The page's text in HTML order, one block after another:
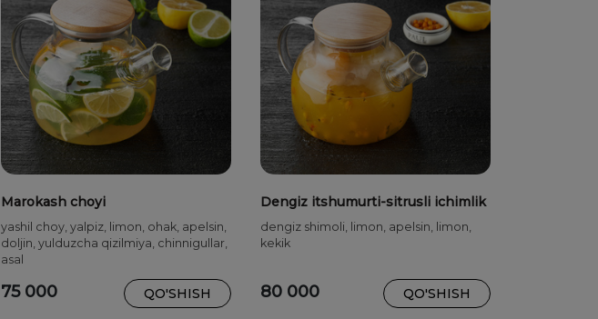
Marokash choyi
yashil choy, yalpiz, limon, ohak, apelsin,
doljin, yulduzcha qizilmiya, chinnigullar,
asal
75 000 QO'SHISH
Dengiz itshumurti-sitrusli ichimlik
dengiz shimoli, limon, apelsin, limon,
kekik
80 000 QO'SHISH